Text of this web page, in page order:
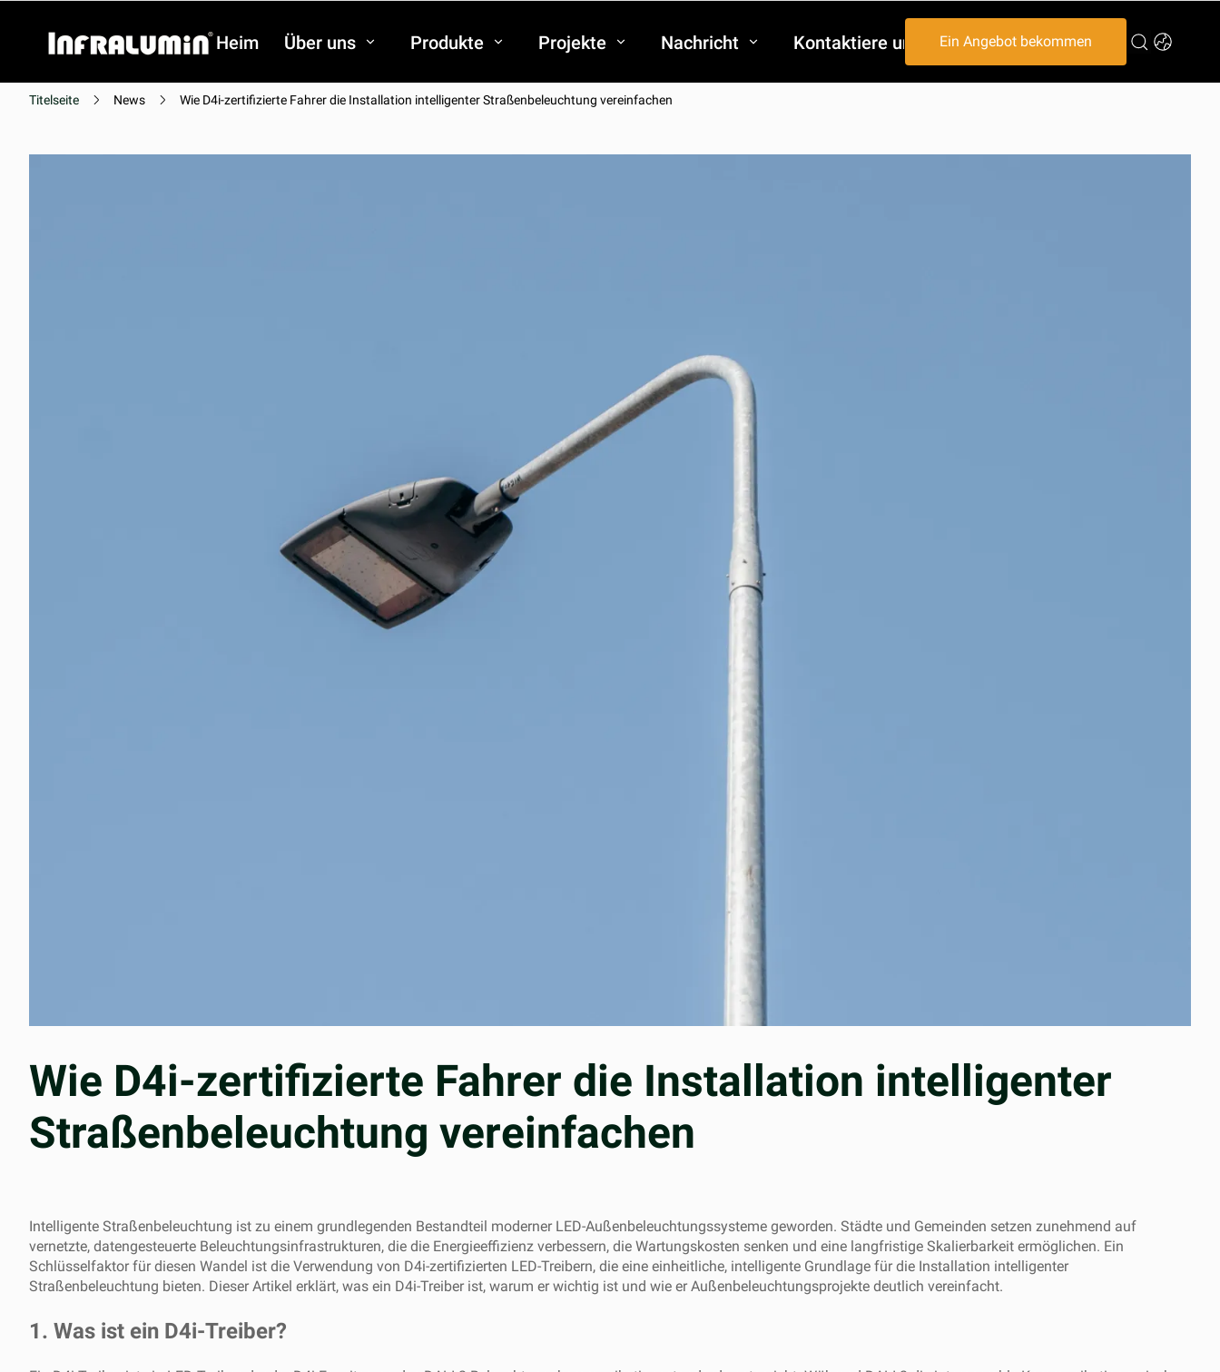
Heim Über uns Produkte Projekte Nachricht Kontaktiere uns Ein Angebot bekommen
Titelseite News Wie D4i-zertifizierte Fahrer die Installation intelligenter Straßenbeleuchtung vereinfachen
Wie D4i-zertifizierte Fahrer die Installation intelligenter
Straßenbeleuchtung vereinfachen
Intelligente Straßenbeleuchtung ist zu einem grundlegenden Bestandteil moderner LED-Außenbeleuchtungssysteme geworden. Städte und Gemeinden setzen zunehmend auf
vernetzte, datengesteuerte Beleuchtungsinfrastrukturen, die die Energieeffizienz verbessern, die Wartungskosten senken und eine langfristige Skalierbarkeit ermöglichen. Ein
Schlüsselfaktor für diesen Wandel ist die Verwendung von D4i-zertifizierten LED-Treibern, die eine einheitliche, intelligente Grundlage für die Installation intelligenter
Straßenbeleuchtung bieten. Dieser Artikel erklärt, was ein D4i-Treiber ist, warum er wichtig ist und wie er Außenbeleuchtungsprojekte deutlich vereinfacht.
1. Was ist ein D4i-Treiber?